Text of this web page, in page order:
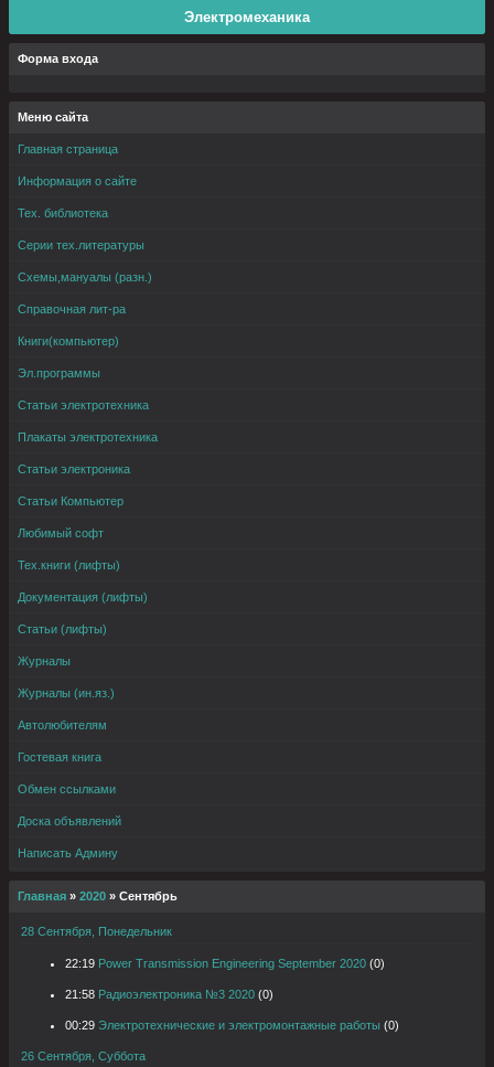
Электромеханика
Форма входа
Меню сайта
Главная страница
Информация о сайте
Тех. библиотека
Серии тех.литературы
Схемы,мануалы (разн.)
Справочная лит-ра
Книги(компьютер)
Эл.программы
Статьи электротехника
Плакаты электротехника
Статьи электроника
Статьи Компьютер
Любимый софт
Тех.книги (лифты)
Документация (лифты)
Статьи (лифты)
Журналы
Журналы (ин.яз.)
Автолюбителям
Гостевая книга
Обмен ссылками
Доска объявлений
Написать Админу
Главная » 2020 » Сентябрь
28 Сентября, Понедельник
22:19 Power Transmission Engineering September 2020 (0)
21:58 Радиоэлектроника №3 2020 (0)
00:29 Электротехнические и электромонтажные работы (0)
26 Сентября, Суббота